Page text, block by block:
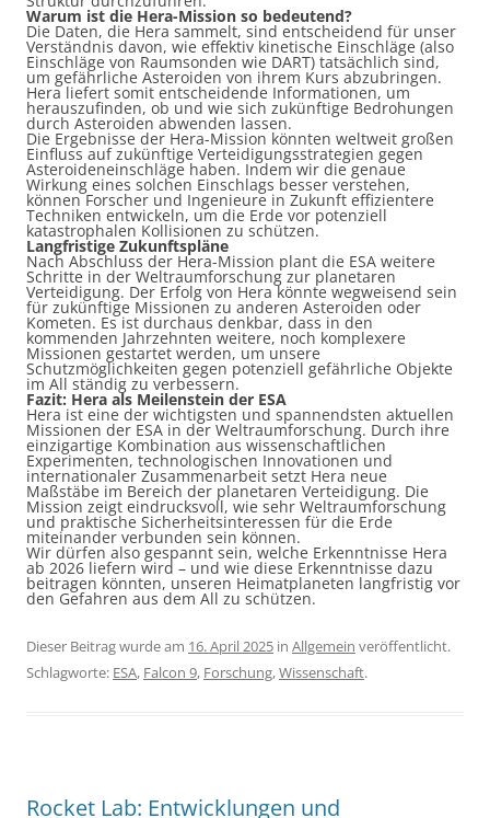
Warum ist die Hera-Mission so bedeutend?
Die Daten, die Hera sammelt, sind entscheidend für unser
Verständnis davon, wie effektiv kinetische Einschläge (also
Einschläge von Raumsonden wie DART) tatsächlich sind,
um gefährliche Asteroiden von ihrem Kurs abzubringen.
Hera liefert somit entscheidende Informationen, um
herauszufinden, ob und wie sich zukünftige Bedrohungen
durch Asteroiden abwenden lassen.
Die Ergebnisse der Hera-Mission könnten weltweit großen
Einfluss auf zukünftige Verteidigungsstrategien gegen
Asteroideneinschläge haben. Indem wir die genaue
Wirkung eines solchen Einschlags besser verstehen,
können Forscher und Ingenieure in Zukunft effizientere
Techniken entwickeln, um die Erde vor potenziell
katastrophalen Kollisionen zu schützen.
Langfristige Zukunftspläne
Nach Abschluss der Hera-Mission plant die ESA weitere
Schritte in der Weltraumforschung zur planetaren
Verteidigung. Der Erfolg von Hera könnte wegweisend sein
für zukünftige Missionen zu anderen Asteroiden oder
Kometen. Es ist durchaus denkbar, dass in den
kommenden Jahrzehnten weitere, noch komplexere
Missionen gestartet werden, um unsere
Schutzmöglichkeiten gegen potenziell gefährliche Objekte
im All ständig zu verbessern.
Fazit: Hera als Meilenstein der ESA
Hera ist eine der wichtigsten und spannendsten aktuellen
Missionen der ESA in der Weltraumforschung. Durch ihre
einzigartige Kombination aus wissenschaftlichen
Experimenten, technologischen Innovationen und
internationaler Zusammenarbeit setzt Hera neue
Maßstäbe im Bereich der planetaren Verteidigung. Die
Mission zeigt eindrucksvoll, wie sehr Weltraumforschung
und praktische Sicherheitsinteressen für die Erde
miteinander verbunden sein können.
Wir dürfen also gespannt sein, welche Erkenntnisse Hera
ab 2026 liefern wird – und wie diese Erkenntnisse dazu
beitragen könnten, unseren Heimatplaneten langfristig vor
den Gefahren aus dem All zu schützen.
Dieser Beitrag wurde am 16. April 2025 in Allgemein veröffentlicht.
Schlagworte: ESA, Falcon 9, Forschung,Wissenschaft.
Rocket Lab: Entwicklungen und